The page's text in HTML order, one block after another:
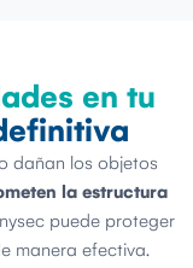
en tu
dañan los objetos
la estructura
puede proteger
manera efectiva.